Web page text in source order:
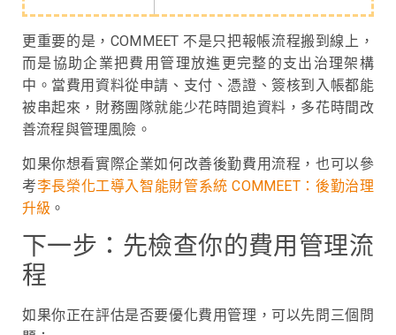
更重要的是，COMMEET 不是只把報帳流程搬到線上，
而是協助企業把費用管理放進更完整的支出治理架構
中。當費用資料從申請、支付、憑證、簽核到入帳都能
被串起來，財務團隊就能少花時間追資料，多花時間改
善流程與管理風險。
如果你想看實際企業如何改善後勤費用流程，也可以參
考李長榮化工導入智能財管系統 COMMEET：後勤治理
升級 。
下一步：先檢查你的費用管理流
程
如果你正在評估是否要優化費用管理，可以先問三個問